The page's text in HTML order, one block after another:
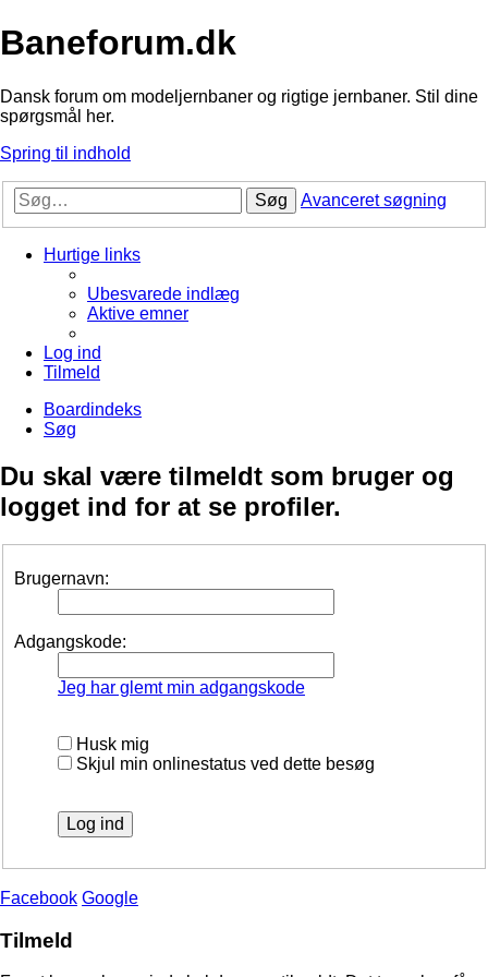
Baneforum.dk
Dansk forum om modeljernbaner og rigtige jernbaner. Stil dine
spørgsmål her.
Spring til indhold
Søg Avanceret søgning
Hurtige links
Ubesvarede indlæg
Aktive emner
Log ind
Tilmeld
Boardindeks
Søg
Du skal være tilmeldt som bruger og
logget ind for at se profiler.
Brugernavn:
Adgangskode:
Jeg har glemt min adgangskode
Husk mig
Skjul min onlinestatus ved dette besøg
Facebook Google
Tilmeld